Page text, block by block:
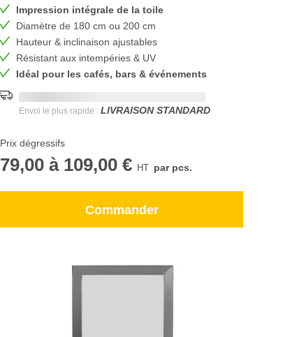
Impression intégrale de la toile
Diamètre de 180 cm ou 200 cm
Hauteur & inclinaison ajustables
Résistant aux intempéries & UV
Idéal pour les cafés, bars & événements
Envoi le plus rapide : LIVRAISON STANDARD
Prix dégressifs
79,00 à 109,00 € par pcs.
Commander